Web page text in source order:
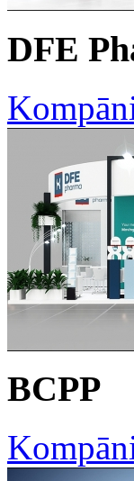
DFE
BCPP